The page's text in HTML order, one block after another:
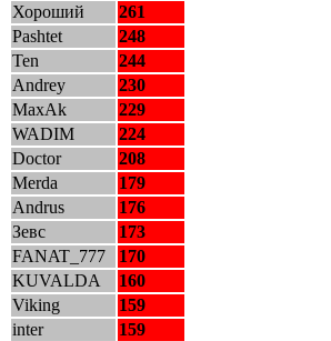
Хороший
261
Pashtet
248
Ten
244
Andrey
230
MaxAk
229
WADIM
224
Doctor
208
Merda
179
Andrus
176
Зевс
173
FANAT_777
170
KUVALDA
160
Viking
159
inter
159